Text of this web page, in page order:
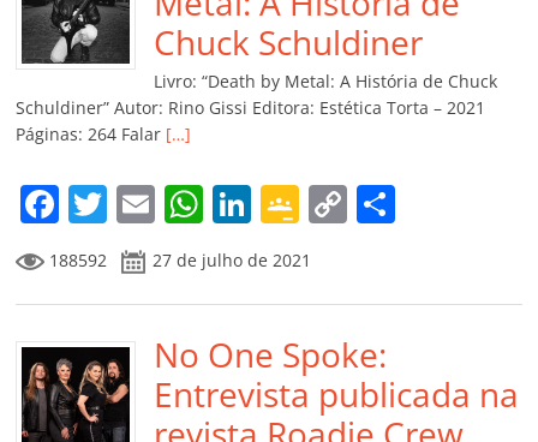
o
k
p a
ss
ro
m
k h
ar
Chuck Schuldiner
Livro: “Death by Metal: A História de Chuck
Schuldiner” Autor: Rino Gissi Editora: Estética Torta – 2021
Páginas: 264 Falar […]
F
a
c
e
b
o
T
w
itt
er
E
m
ai
l
W
h
at
s
A
p
Li
n
k
e
dI
n
G
o
o
gl
e
Cl
C
y
Li
n
p
til
188592 27 de julho de 2021
No One Spoke:
Entrevista publicada na